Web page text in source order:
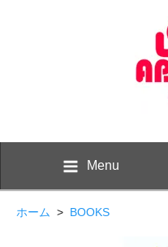
Menu
ホーム > BOOKS